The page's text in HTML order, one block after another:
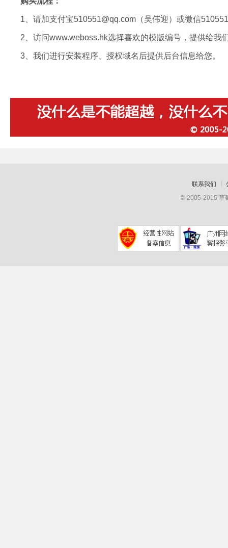
1、请加支付宝510551@qq.com（吴伟迎）或微信
2、访问www.weboss.hk选择喜欢的模版编号，提供给我
3、我们进行安装程序、授权域名后提供后台信息给您。
© 2005-2015 草
联系我们